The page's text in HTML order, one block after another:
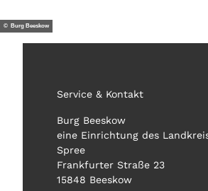
© Burg Beeskow
Service & Kontakt
Burg Beeskow
eine Einrichtung des
Spree
Frankfurter Straße 23
15848 Beeskow